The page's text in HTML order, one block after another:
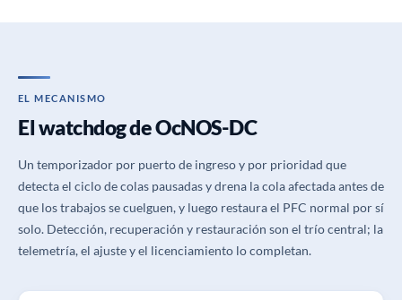
EL MECANISMO
El watchdog de OcNOS-DC
Un temporizador por puerto de ingreso y por prioridad que
detecta el ciclo de colas pausadas y drena la cola afectada antes de
que los trabajos se cuelguen, y luego restaura el PFC normal por sí
solo. Detección, recuperación y restauración son el trío central; la
telemetría, el ajuste y el licenciamiento lo completan.